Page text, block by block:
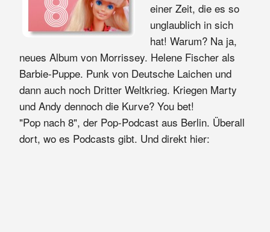
einer Zeit, die es so
unglaublich in sich
hat! Warum? Na ja,
neues Album von Morrissey. Helene Fischer als
Barbie-Puppe. Punk von Deutsche Laichen und
dann auch noch Dritter Weltkrieg. Kriegen Marty
und Andy dennoch die Kurve? You bet!
"Pop nach 8", der Pop-Podcast aus Berlin. Überall
dort, wo es Podcasts gibt. Und direkt hier: